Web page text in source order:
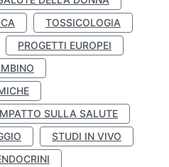
TOSSICOLOGIA
PROGETTI EUROPEI
SULLA SALUTE
STUDI IN VIVO